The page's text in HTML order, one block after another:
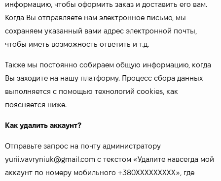
информацию, чтобы оформить заказ и доставить его вам.
Когда Вы отправляете нам электронное письмо, мы
сохраняем указанный вами адрес электронной почты,
чтобы иметь возможность ответить и т.д.
Также мы постоянно собираем общую информацию, когда
Вы заходите на нашу платформу. Процесс сбора данных
выполняется с помощью технологий cookies, как
поясняется ниже.
Как удалить аккаунт?
Отправьте запрос на почту администратору
yurii.vavryniuk@gmail.com с текстом «Удалите навсегда мой
аккаунт по номеру мобильного +380ХХХХХХХХХ», где